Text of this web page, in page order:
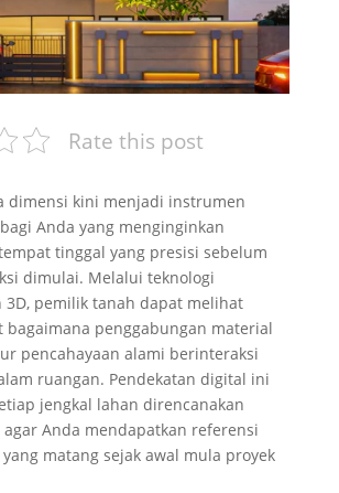
Rate this post
dimensi kini menjadi instrumen
Anda yang menginginkan
tinggal yang presisi sebelum
dimulai. Melalui teknologi
3D, pemilik tanah dapat melihat
bagaimana penggabungan material
pencahayaan alami berinteraksi
ruangan. Pendekatan digital ini
jengkal lahan direncanakan
Anda mendapatkan referensi
matang sejak awal mula proyek